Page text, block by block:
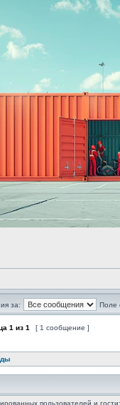
за: Поле
1 из 1 [ 1 сообщение ]
пользователей и